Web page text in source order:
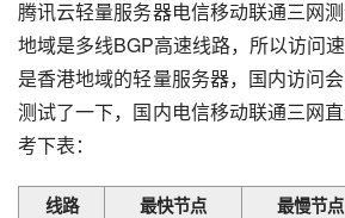
腾讯云轻量服务器电信移动联通三网
地域是多线BGP高速线路，所以访问
是香港地域的轻量服务器，国内访问
测试了一下，国内电信移动联通三网
考下表：
线路 最快节点 最慢节点